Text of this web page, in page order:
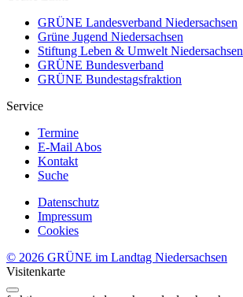
GRÜNE Landesverband Niedersachsen
Grüne Jugend Niedersachsen
Stiftung Leben & Umwelt Niedersachsen
GRÜNE Bundesverband
GRÜNE Bundestagsfraktion
Service
Termine
E-Mail Abos
Kontakt
Suche
Datenschutz
Impressum
Cookies
© 2026 GRÜNE im Landtag Niedersachsen
Visitenkarte